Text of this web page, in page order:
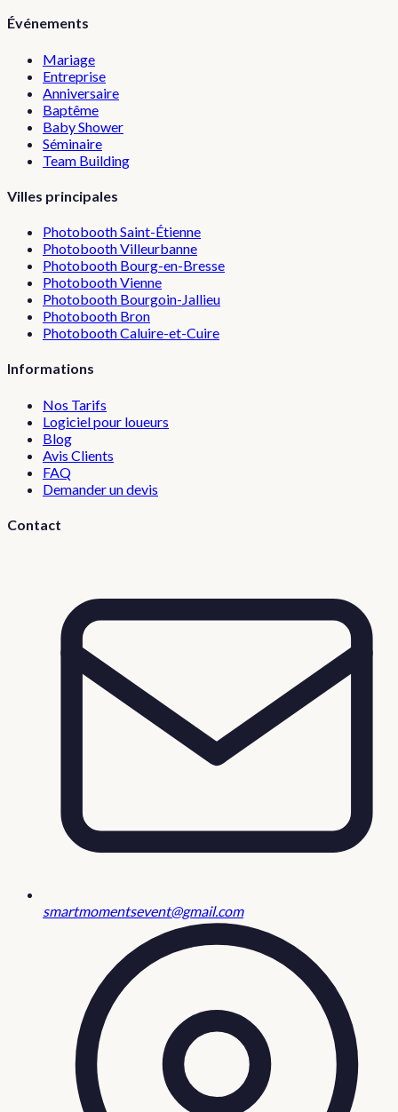
Événements
Mariage
Entreprise
Anniversaire
Baptême
Baby Shower
Séminaire
Team Building
Villes principales
PhotoboothSaint-Étienne
PhotoboothVilleurbanne
Photobooth Bourg-en-Bresse
PhotoboothVienne
Photobooth Bourgoin-Jallieu
Photobooth Bron
PhotoboothCaluire-et-Cuire
Informations
Nos Tarifs
Logiciel pour loueurs
Blog
Avis Clients
FAQ
Demander un devis
Contact
smartmomentsevent@gmail.com